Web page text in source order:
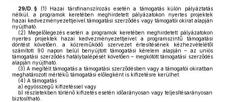
29/D. § (1) Hazai társfinanszírozás esetén a támogatás külön pályáztatás
nélkül, a programok keretében meghirdetett pályázatokon nyertes projektek
hazai kedvezményezettjeivel támogatási szerződés vagy támogatói okirat alapján
nyújtható.
(2) Megelőlegezés esetén a programok keretében meghirdetett pályázatokon
nyertes projektek hazai kedvezményezettjeivel a programszintű támogatási
döntést követően, a közreműködő szervezet értesítésének kézhezvételétől
számított 90 napon belül benyújtott támogatási kérelem alapján – az uniós
támogatási szerződés hatálybalépését követően – megkötött támogatási szerződés
alapján nyújtható.
(3) A megítélt támogatás a támogatási szerződésben vagy a támogatói okiratban
meghatározott mértékű támogatási előlegként is kifizetésre kerülhet.
(4) A támogatás
a) egyösszegű kifizetéssel vagy
b) részletekben történő kifizetés esetén időarányosan vagy teljesítésarányosan
biztosítható.